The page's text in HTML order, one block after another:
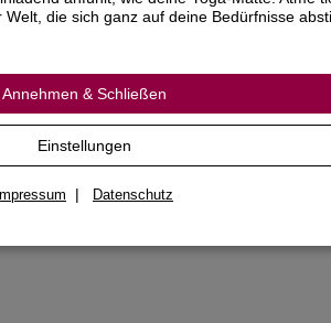
die sich ganz auf deine Bedürfnisse
Annehmen & Schließen
Einstellungen
Impressum | Datenschutz